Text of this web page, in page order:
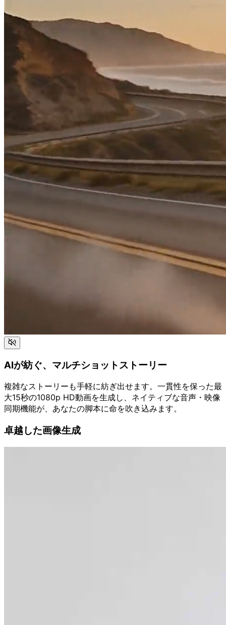
AIが紡ぐ、マルチショットストーリー
複雑なストーリーも手軽に紡ぎ出せます。一貫性を保った最
大15秒の1080p HD動画を生成し、ネイティブな音声・映像
同期機能が、あなたの脚本に命を吹き込みます。
卓越した画像生成